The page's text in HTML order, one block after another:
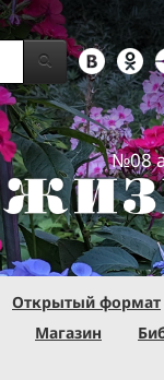
№08
Открытый формат
Магазин